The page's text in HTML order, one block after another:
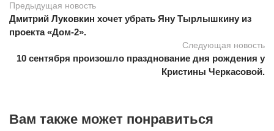
Предыдущая новость
Дмитрий Луковкин хочет убрать Яну Тырлышкину из
проекта «Дом-2».
Следующая новость
10 сентября произошло празднование дня рождения у
Кристины Черкасовой.
Вам также может понравиться